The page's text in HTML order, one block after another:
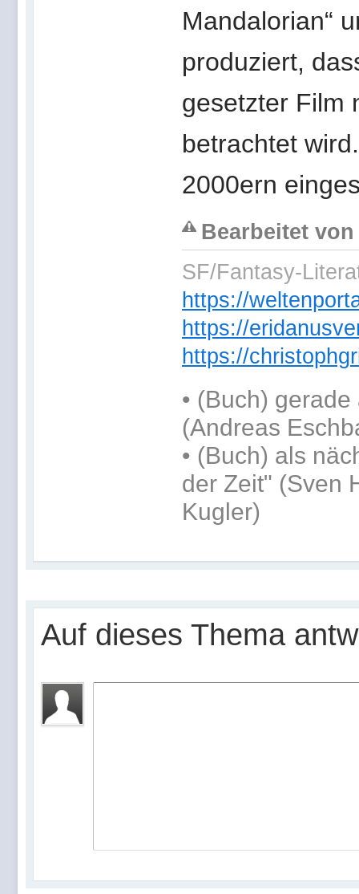
Mandalorian“
produziert,
gesetzter Film
betrachtet
2000ern
Bearbeitet
SF/Fantasy-
https://
https://
https://
• (Buch) gerade
(Andreas
• (Buch) als
der Zeit" (Sven
Kugler)
Auf dieses Thema